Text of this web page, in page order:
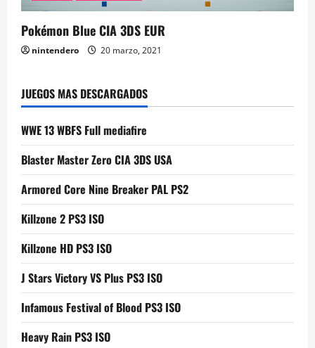
Pokémon Blue CIA 3DS EUR
nintendero 20 marzo, 2021
JUEGOS MAS DESCARGADOS
WWE 13 WBFS Full mediafire
Blaster Master Zero CIA 3DS USA
Armored Core Nine Breaker PAL PS2
Killzone 2 PS3 ISO
Killzone HD PS3 ISO
J Stars Victory VS Plus PS3 ISO
Infamous Festival of Blood PS3 ISO
Heavy Rain PS3 ISO